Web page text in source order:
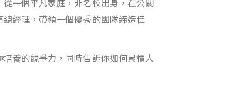
一個平凡家庭，非名校出身，在公關
經理，帶領一個優秀的團隊締造佳
養的競爭力，同時告訴你如何累積人